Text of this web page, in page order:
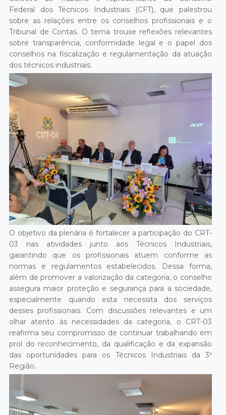
Federal dos Técnicos Industriais (CFT), que palestrou
sobre as relações entre os conselhos profissionais e o
Tribunal de Contas. O tema trouxe reflexões relevantes
sobre transparência, conformidade legal e o papel dos
conselhos na fiscalização e regulamentação da atuação
dos técnicos industriais.
O objetivo da plenária é fortalecer a participação do CRT-
03 nas atividades junto aos Técnicos Industriais,
garantindo que os profissionais atuem conforme as
normas e regulamentos estabelecidos. Dessa forma,
além de promover a valorização da categoria, o conselho
assegura maior proteção e segurança para a sociedade,
especialmente quando esta necessita dos serviços
desses profissionais. Com discussões relevantes e um
olhar atento às necessidades da categoria, o CRT-03
reafirma seu compromisso de continuar trabalhando em
prol do reconhecimento, da qualificação e da expansão
das oportunidades para os Técnicos Industriais da 3ª
Região.